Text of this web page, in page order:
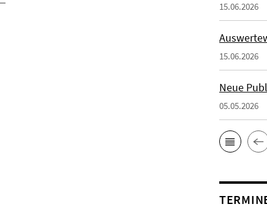
15.06.2026
15.06.2026
Neue
05.05.2026